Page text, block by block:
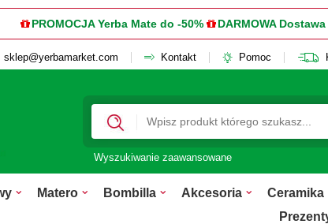
PROMOCJA Yerba Mate do -50% DARMOWA
sklep@yerbamarket.com Kontakt Pomoc
Wyszukiwanie zaawansowane
Matero Bombilla Akcesoria Ceramika